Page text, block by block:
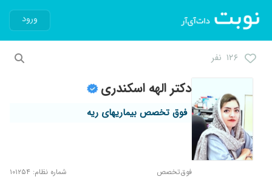
ورود
۱۲۶ نفر
دکتر الهه اسکندری
فوق تخصص بیماریهای ریه
فوق‌تخصص شماره نظام: ۱۰۱۲۵۴